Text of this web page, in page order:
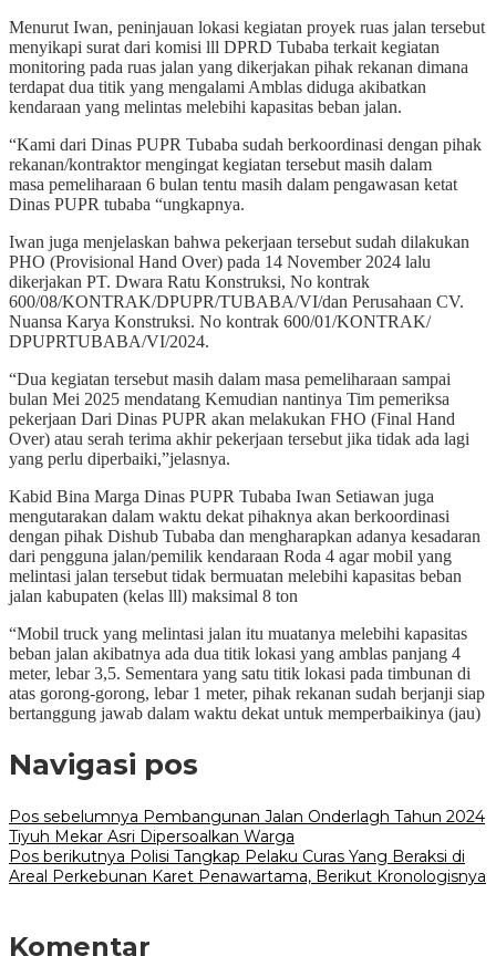
Menurut Iwan, peninjauan lokasi kegiatan proyek ruas jalan tersebut
menyikapi surat dari komisi lll DPRD Tubaba terkait kegiatan
monitoring pada ruas jalan yang dikerjakan pihak rekanan dimana
terdapat dua titik yang mengalami Amblas diduga akibatkan
kendaraan yang melintas melebihi kapasitas beban jalan.
“Kami dari Dinas PUPR Tubaba sudah berkoordinasi dengan pihak
rekanan/kontraktor mengingat kegiatan tersebut masih dalam
masa pemeliharaan 6 bulan tentu masih dalam pengawasan ketat
Dinas PUPR tubaba “ungkapnya.
Iwan juga menjelaskan bahwa pekerjaan tersebut sudah dilakukan
PHO (Provisional Hand Over) pada 14 November 2024 lalu
dikerjakan PT. Dwara Ratu Konstruksi, No kontrak
600/08/KONTRAK/DPUPR/TUBABA/VI/dan Perusahaan CV.
Nuansa Karya Konstruksi. No kontrak 600/01/KONTRAK/
DPUPRTUBABA/VI/2024.
“Dua kegiatan tersebut masih dalam masa pemeliharaan sampai
bulan Mei 2025 mendatang Kemudian nantinya Tim pemeriksa
pekerjaan Dari Dinas PUPR akan melakukan FHO (Final Hand
Over) atau serah terima akhir pekerjaan tersebut jika tidak ada lagi
yang perlu diperbaiki,”jelasnya.
Kabid Bina Marga Dinas PUPR Tubaba Iwan Setiawan juga
mengutarakan dalam waktu dekat pihaknya akan berkoordinasi
dengan pihak Dishub Tubaba dan mengharapkan adanya kesadaran
dari pengguna jalan/pemilik kendaraan Roda 4 agar mobil yang
melintasi jalan tersebut tidak bermuatan melebihi kapasitas beban
jalan kabupaten (kelas lll) maksimal 8 ton
“Mobil truck yang melintasi jalan itu muatanya melebihi kapasitas
beban jalan akibatnya ada dua titik lokasi yang amblas panjang 4
meter, lebar 3,5. Sementara yang satu titik lokasi pada timbunan di
atas gorong-gorong, lebar 1 meter, pihak rekanan sudah berjanji siap
bertanggung jawab dalam waktu dekat untuk memperbaikinya (jau)
Navigasi pos
Pos sebelumnya Pembangunan Jalan Onderlagh Tahun 2024
Tiyuh Mekar Asri Dipersoalkan Warga
Pos berikutnya Polisi Tangkap Pelaku Curas Yang Beraksi di
Areal Perkebunan Karet Penawartama, Berikut Kronologisnya
Komentar